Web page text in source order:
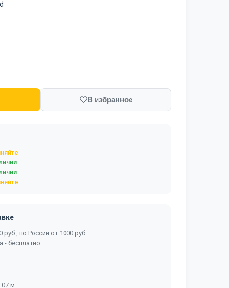
В избранное
по России от 1000 руб.
- бесплатно
м